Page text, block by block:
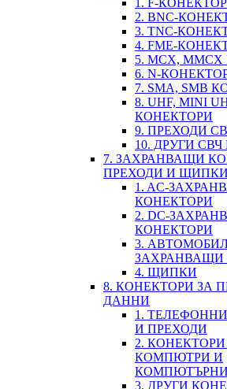
2. BNC-
3. TNC-
4. FME-
5. MCX,
6. N-
7. SMA, SMB
8. UHF, MINI
КОНЕКТОРИ
9. ПРЕХОДИ
10. ДРУГИ
7. ЗАХРАНВАЩИ
ПРЕХОДИ И ЩИПКИ
1. AC-
КОНЕКТОРИ
2. DC-
КОНЕКТОРИ
3.
ЗАХРАНВАЩИ
4. ЩИПКИ
8. КОНЕКТОРИ ЗА
ДАННИ
1.
И ПРЕХОДИ
2. КОНЕКТОРИ
КОМПЮТРИ И
3. ДРУГИ